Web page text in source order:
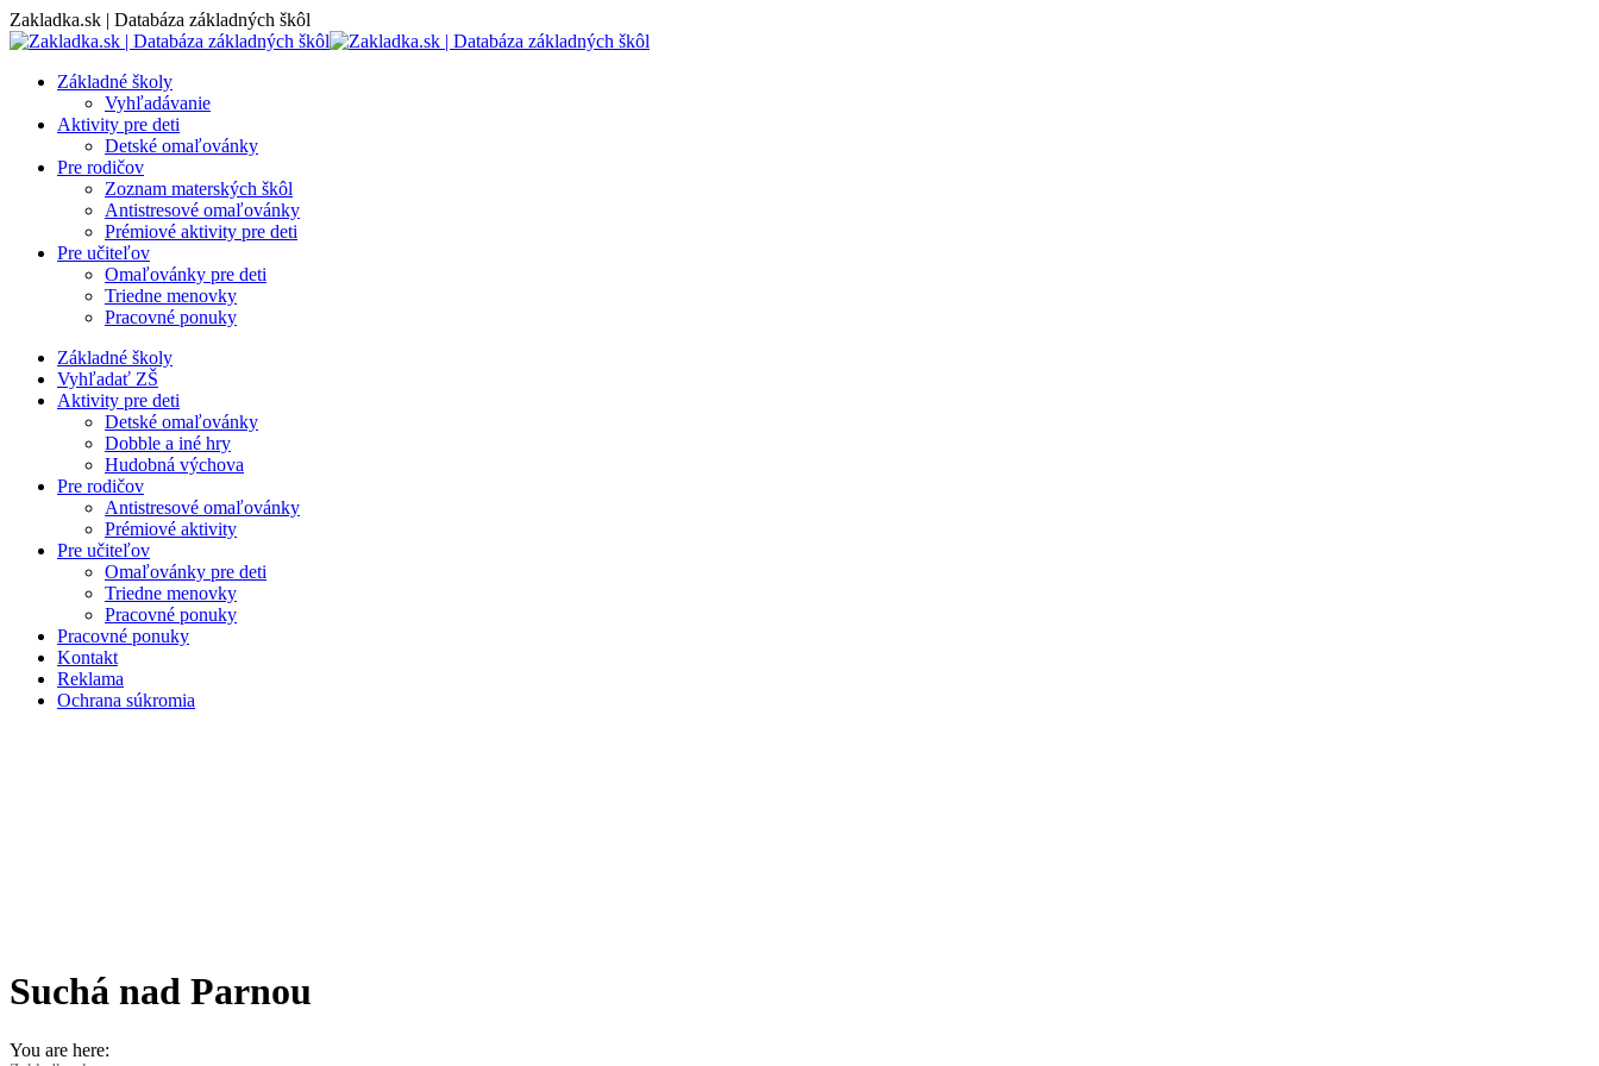
Skip
to
Zakladka.sk | Databáza základných škôl
Základné školy
Vyhľadávanie
Aktivity pre deti
Detské omaľovánky
Pre rodičov
Zoznam materských škôl
Antistresové omaľovánky
Prémiové aktivity pre deti
Pre učiteľov
Omaľovánky pre deti
Triedne menovky
Pracovné ponuky
Základné školy
Vyhľadať ZŠ
Aktivity pre deti
Detské omaľovánky
Dobble a iné hry
Hudobná výchova
Pre rodičov
Antistresové omaľovánky
Prémiové aktivity
Pre učiteľov
Omaľovánky pre deti
Triedne menovky
Pracovné ponuky
Pracovné ponuky
Kontakt
Reklama
Ochrana súkromia
Suchá nad Parnou
You are here: